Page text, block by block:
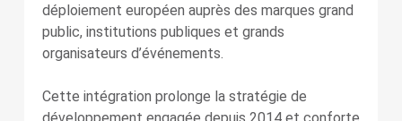
déploiement européen auprès des marques grand
public, institutions publiques et grands
organisateurs d’événements.
Cette intégration prolonge la stratégie de
développement engagée depuis 2014 et conforte